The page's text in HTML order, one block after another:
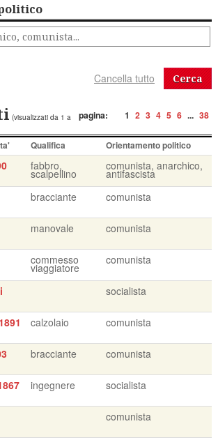
Cerca
pagina: 1 2 3 4 5 6 ... 38
(visualizzati da 1 a
Qualifica Orientamento politico
fabbro,
scalpellino
comunista, anarchico,
antifascista
bracciante comunista
manovale comunista
commesso
viaggiatore
comunista
socialista
calzolaio comunista
bracciante comunista
ingegnere socialista
comunista